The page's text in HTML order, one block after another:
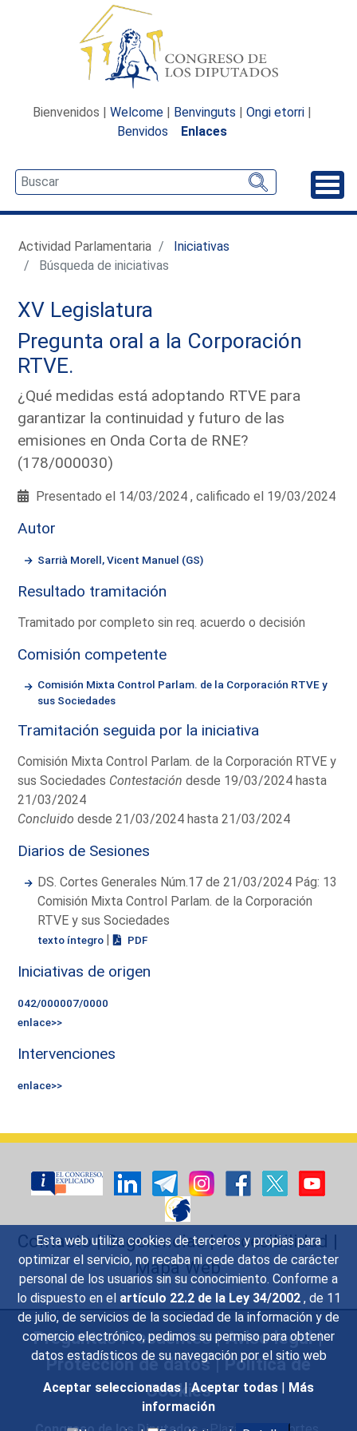
Esta web utiliza cookies de terceros y propias para
optimizar el servicio, no recaba ni cede datos de carácter
personal de los usuarios sin su conocimiento. Conforme a
lo dispuesto en el artículo 22.2 de la Ley 34/2002 , de 11
de julio, de servicios de la sociedad de la información y de
comercio electrónico, pedimos su permiso para obtener
datos estadísticos de su navegación por el sitio web
Aceptar seleccionadas | Aceptar todas | Más
información
Bienvenidos | Welcome | Benvinguts | Ongi etorri |
Benvidos
Enlaces
Actividad Parlamentaria
Iniciativas
Búsqueda de iniciativas
XV Legislatura
Pregunta oral a la Corporación
RTVE.
¿Qué medidas está adoptando RTVE para
garantizar la continuidad y futuro de las
emisiones en Onda Corta de RNE?
(178/000030)
Presentado el 14/03/2024 , calificado el 19/03/2024
Autor
Sarrià Morell, Vicent Manuel (GS)
Resultado tramitación
Tramitado por completo sin req. acuerdo o decisión
Comisión competente
Comisión Mixta Control Parlam. de la Corporación RTVE y
sus Sociedades
Tramitación seguida por la iniciativa
Comisión Mixta Control Parlam. de la Corporación RTVE y
sus Sociedades Contestación desde 19/03/2024 hasta
21/03/2024
Concluido desde 21/03/2024 hasta 21/03/2024
Diarios de Sesiones
DS. Cortes Generales Núm.17 de 21/03/2024 Pág: 13
Comisión Mixta Control Parlam. de la Corporación
RTVE y sus Sociedades
texto íntegro | PDF
Iniciativas de origen
042/000007/0000
enlace>>
Intervenciones
enlace>>
Contacto|Sugerencias|Accesibilidad |
Mapa Web
Preguntas Frecuentes|Aviso legal|
Protección de datos|Política de
Cookies